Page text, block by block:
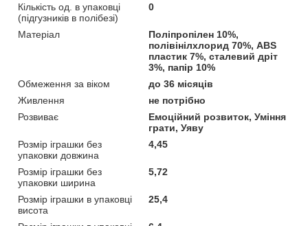
Кількість од. в упаковці
(підгузників в полібезі)
0
Матеріал
Поліпропілен 10%,
полівінілхлорид 70%, ABS
пластик 7%, сталевий дріт
3%, папір 10%
Обмеження за віком
до 36 місяців
Живлення
не потрібно
Розвиває
Емоційний розвиток, Уміння
грати, Уяву
Розмір іграшки без
упаковки довжина
4,45
Розмір іграшки без
упаковки ширина
5,72
Розмір іграшки в упаковці
висота
25,4